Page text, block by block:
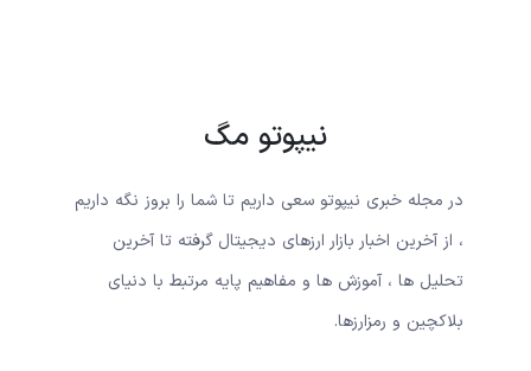
نیپوتو مگ
در مجله خبری نیپوتو سعی داریم تا شما را بروز نگه داریم
، از آخرین اخبار بازار ارزهای دیجیتال گرفته تا آخرین
تحلیل ها ، آموزش ها و مفاهیم پایه مرتبط با دنیای
بلاکچین و رمزارزها.